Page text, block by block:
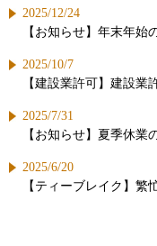
2025/12/24
【お知らせ】年末年始
2025/10/7
【建設業許可】建設業
2025/7/31
【お知らせ】夏季休業
2025/6/20
【ティーブレイク】繁